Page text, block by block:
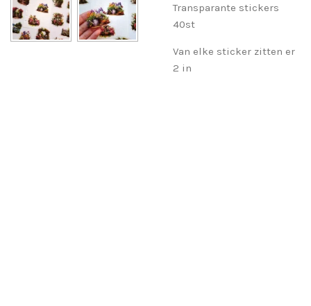
Transparante stickers
40st
Van elke sticker zitten er
2 in